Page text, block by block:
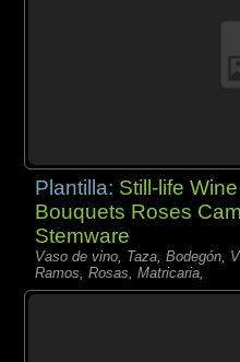
Plantilla: Still-life Wine
Bouquets Roses
Stemware
Vaso de vino, Taza, Bodegón,
Ramos, Rosas, Matricaria,